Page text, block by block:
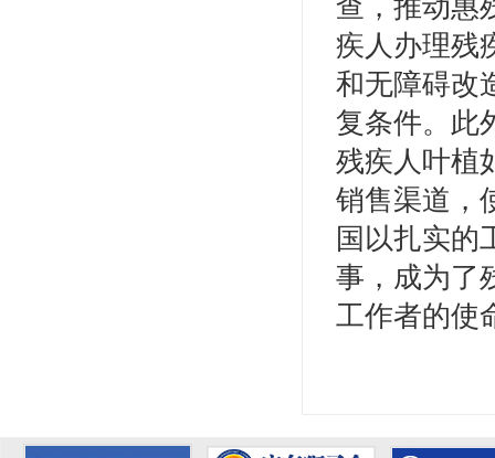
查，推动惠
疾人办理残
和无障碍改
复条件。此
残疾人叶植
销售渠道，
国以扎实的
事，成为了
工作者的使